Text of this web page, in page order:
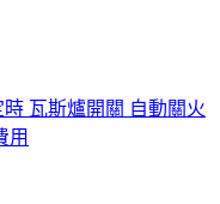
瓦斯爐開關 自動關火
用